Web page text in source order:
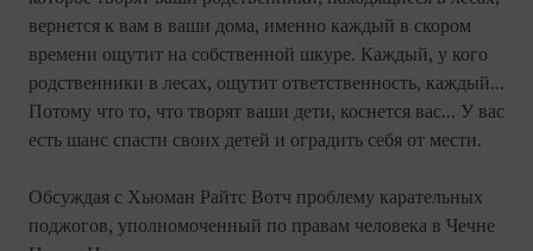
вернется к вам в ваши дома, именно каждый в скором
времени ощутит на собственной шкуре. Каждый, у кого
родственники в лесах, ощутит ответственность, каждый...
Потому что то, что творят ваши дети, коснется вас... У вас
есть шанс спасти своих детей и оградить себя от мести.
Обсуждая с Хьюман Райтс Вотч проблему карательных
поджогов, уполномоченный по правам человека в Чечне